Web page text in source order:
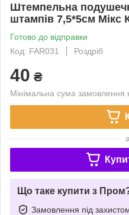
Штемпельна
штампів 7,5*5см Мікс
Готово до відправки
Код: FAR031
Роздріб
40 ₴
Мінімальна сума замовлення
Що таке купити з
Замовлення під